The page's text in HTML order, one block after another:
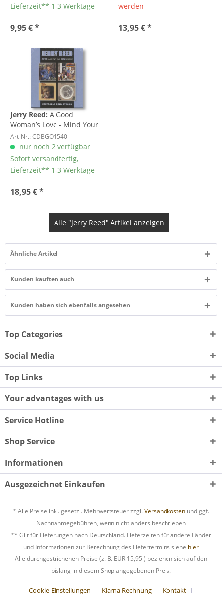
Lieferzeit** 1-3 Werktage
9,95 € *
werden
13,95 € *
Jerry Reed:A Good
Woman’s Love - Mind Your
Love - Red Hot...
Art-Nr.: CDBGO1540
nur noch 2 verfügbar
Sofort versandfertig,
Lieferzeit** 1-3 Werktage
18,95 € *
Alle "Jerry Reed" Artikel anzeigen
Ähnliche Artikel
Kunden kauften auch
Kunden haben sich ebenfalls angesehen
Top Categories
Social Media
Top Links
Your advantages with us
Service Hotline
Shop Service
Informationen
Ausgezeichnet Einkaufen
* Alle Preise inkl. gesetzl. Mehrwertsteuer zzgl. Versandkosten und ggf.
Nachnahmegebühren, wenn nicht anders beschrieben
** Gilt für Lieferungen nach Deutschland. Lieferzeiten für andere Länder
und Informationen zur Berechnung des Liefertermins siehe hier
Alle durchgestrichenen Preise (z. B. EUR15,95) beziehen sich auf den
bislang in diesem Shop angegebenen Preis.
Cookie-Einstellungen Klarna Rechnung
Kontakt